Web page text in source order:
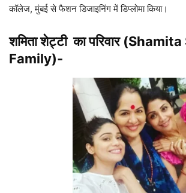
कॉलेज, मुंबई से फैशन डिजाइनिंग में डिप्लोमा किया।
शमिता शेट्टी का परिवार
Family)-